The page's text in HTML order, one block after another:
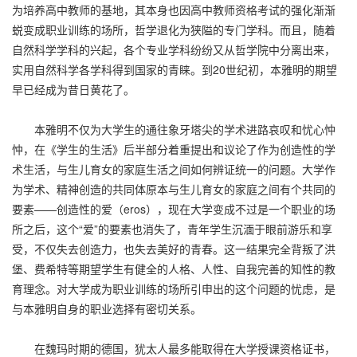
为培养高中教师的基地，其本身也因高中教师资格考试的强化渐渐
蜕变成职业训练的场所，哲学退化为狭隘的专门学科。而且，随着
自然科学学科的兴起，各个专业学科纷纷又从哲学院中分离出来，
实用自然科学各学科得到国家的青睐。到20世纪初，本雅明的期望
早已经成为昔日黄花了。
本雅明不仅为大学生的通往象牙塔尖的学术进路哀叹和忧心忡
忡，在《学生的生活》后半部分着重提出和议论了作为创造性的学
术生活，与生儿育女的家庭生活之间如何辨证统一的问题。大学作
为学术、精神创造的共同体原本与生儿育女的家庭之间有个共同的
要素——创造性的爱（eros），现在大学变成不过是一个职业的场
所之后，这个“爱”的要素也消失了，青年学生沉湎于眼前游乐和享
受，不仅失去创造力，也失去美好的青春。这一结果完全背叛了洪
堡、费希特等期望学生有健全的人格、人性、自我完善的知性的教
育理念。对大学成为职业训练的场所引申出的这个问题的忧虑，是
与本雅明自身的职业选择有密切关系。
在魏玛时期的德国，犹太人最多能取得在大学授课资格证书，